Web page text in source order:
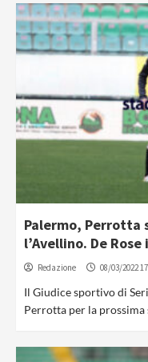
Palermo, Perrotta
l’Avellino. De
Redazione 08/03/2022
Il Giudice sportivo di
Perrotta per la prossima